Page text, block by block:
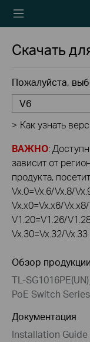
Скачать
Пожалуйста,
V6
> Как узнать
ВАЖНО:
зависит от
продукта,
Vx.0=Vx.6/Vx.8/
Vx.x0=Vx.x6/
V1.20=V1.26/
Vx.30=Vx.32/
Обзор продукции
TL-
PoE Switch
Документация
Installation